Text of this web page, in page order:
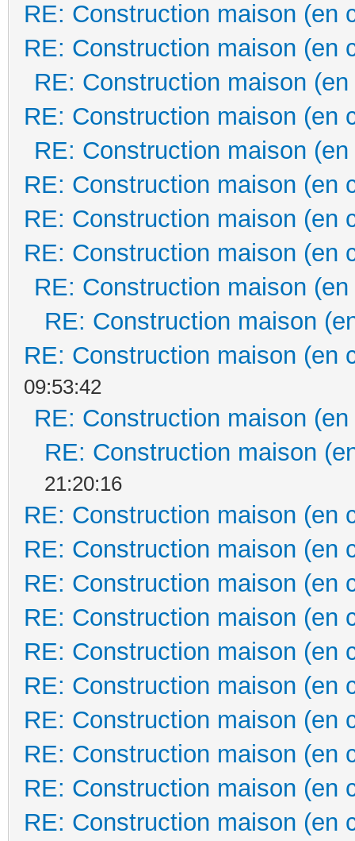
RE: Construction maison (en
RE: Construction maison (en
RE: Construction maison
RE: Construction maison (en
RE: Construction maison
RE: Construction maison (en
RE: Construction maison (en
RE: Construction maison (en
RE: Construction maison
RE: Construction maison
RE: Construction maison (en
09:53:42
RE: Construction maison
RE: Construction maison
21:20:16
RE: Construction maison (en
RE: Construction maison (en
RE: Construction maison (en
RE: Construction maison (en
RE: Construction maison (en
RE: Construction maison (en
RE: Construction maison (en
RE: Construction maison (en
RE: Construction maison (en
RE: Construction maison (en